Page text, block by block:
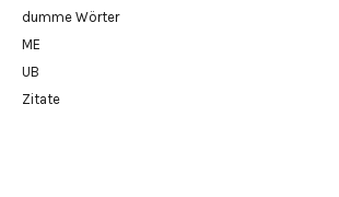
dumme Wörter
ME
UB
Zitate